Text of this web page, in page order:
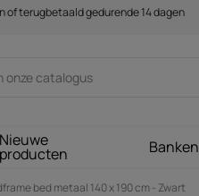
of terugbetaald gedurende 14 dagen
Nieuwe
producten Banken
bed metaal 140 x 190 cm - Zwart